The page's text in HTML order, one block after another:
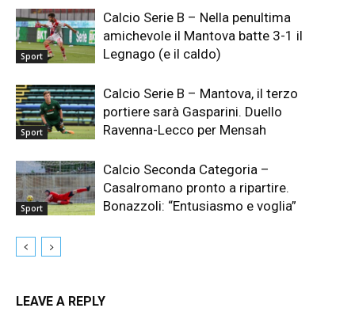
Sport
Calcio Serie B – Nella penultima
amichevole il Mantova batte 3-1 il
Legnago (e il caldo)
Sport
Calcio Serie B – Mantova, il terzo
portiere sarà Gasparini. Duello
Ravenna-Lecco per Mensah
Sport
Calcio Seconda Categoria –
Casalromano pronto a ripartire.
Bonazzoli: “Entusiasmo e voglia”
LEAVE A REPLY